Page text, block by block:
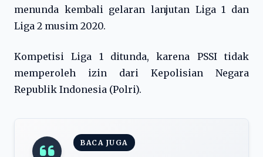
menunda kembali gelaran lanjutan Liga 1 dan
Liga 2 musim 2020.
Kompetisi Liga 1 ditunda, karena PSSI tidak
memperoleh izin dari Kepolisian Negara
Republik Indonesia (Polri).
BACA JUGA